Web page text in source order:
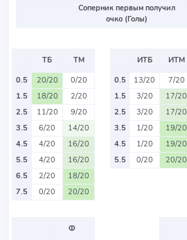
Соперник первым получил
очко (Голы)
ТБ
ТМ
0.5
20/20
0/20
1.5
18/20
2/20
2.5
11/20
9/20
3.5
6/20
14/20
4.5
4/20
16/20
5.5
4/20
16/20
6.5
2/20
18/20
7.5
0/20 20/20
ИТБ
ИТМ
0.5
13/20
7/20
1.5
3/20
17/20
2.5
3/20
17/20
3.5
1/20
19/20
4.5
1/20
19/20
5.5
0/20 20/20
Ф